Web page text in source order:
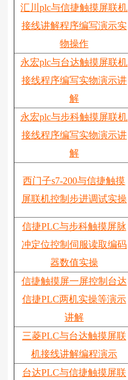
汇川plc与信捷触摸屏联机
接线讲解程序编写演示实
物操作
永宏plc与台达触摸屏联机
接线程序编写实物演示讲
解
永宏plc与步科触摸屏联机
接线程序编写实物演示讲
解
西门子s7-200与信捷触摸
屏联机控制步进调试实操
信捷PLC与步科触摸屏脉
冲定位控制伺服读取编码
器数值实操
信捷触摸屏一屏控制台达
信捷PLC两机实操等演示
讲解
三菱PLC与台达触摸屏联
机接线讲解编程演示
台达PLC与信捷触摸屏联